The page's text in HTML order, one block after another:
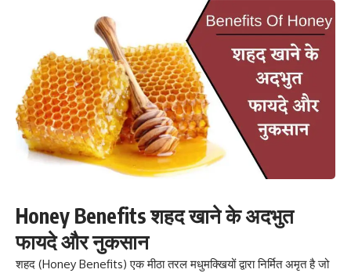
Honey Benefits शहद खाने के अदभुत
फायदे और नुकसान
शहद (Honey Benefits) एक मीठा तरल मधुमक्खियों द्वारा निर्मित अमृत है जो